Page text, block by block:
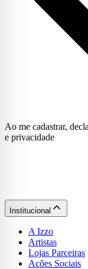
Ao me cadastrar,
e privacidade
Institucional
A Izzo
Artistas
Lojas Parceiras
Ações Sociais